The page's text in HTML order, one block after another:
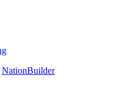
NationBuilder